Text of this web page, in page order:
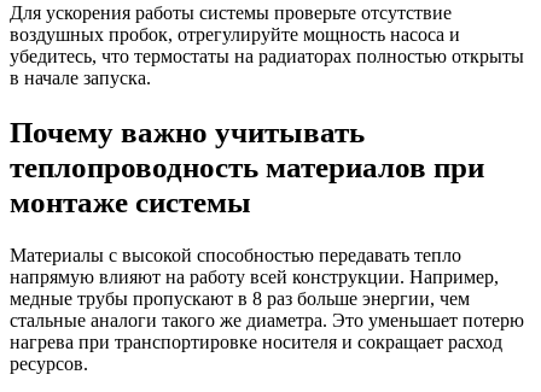
Для ускорения работы системы проверьте отсутствие
воздушных пробок, отрегулируйте мощность насоса и
убедитесь, что термостаты на радиаторах полностью открыты
в начале запуска.
Почему важно учитывать
теплопроводность материалов при
монтаже системы
Материалы с высокой способностью передавать тепло
напрямую влияют на работу всей конструкции. Например,
медные трубы пропускают в 8 раз больше энергии, чем
стальные аналоги такого же диаметра. Это уменьшает потерю
нагрева при транспортировке носителя и сокращает расход
ресурсов.